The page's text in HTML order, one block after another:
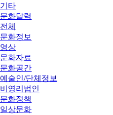
기타
문화달력
전체
문화정보
영상
문화자료
문화공간
예술인/단체정보
비영리법인
문화정책
일상문화